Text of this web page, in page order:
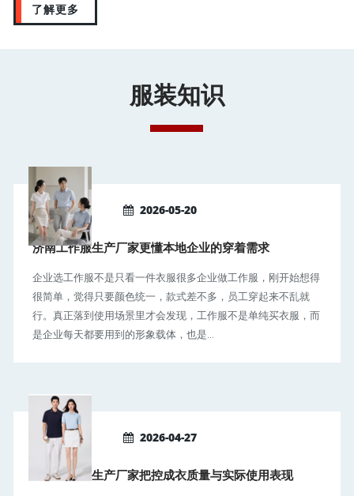
了解更多
服装知识
2026-05-20
济南工作服生产厂家更懂本地企业的穿着需求
企业选工作服不是只看一件衣服很多企业做工作服，刚开始想得
很简单，觉得只要颜色统一，款式差不多，员工穿起来不乱就
行。真正落到使用场景里才会发现，工作服不是单纯买衣服，而
是企业每天都要用到的形象载体，也是...
2026-04-27
济南工作服生产厂家把控成衣质量与实际使用表现